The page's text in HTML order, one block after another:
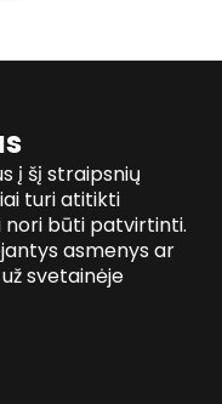
į šį straipsnių
turi atitikti
nori būti patvirtinti.
asmenys ar
svetainėje